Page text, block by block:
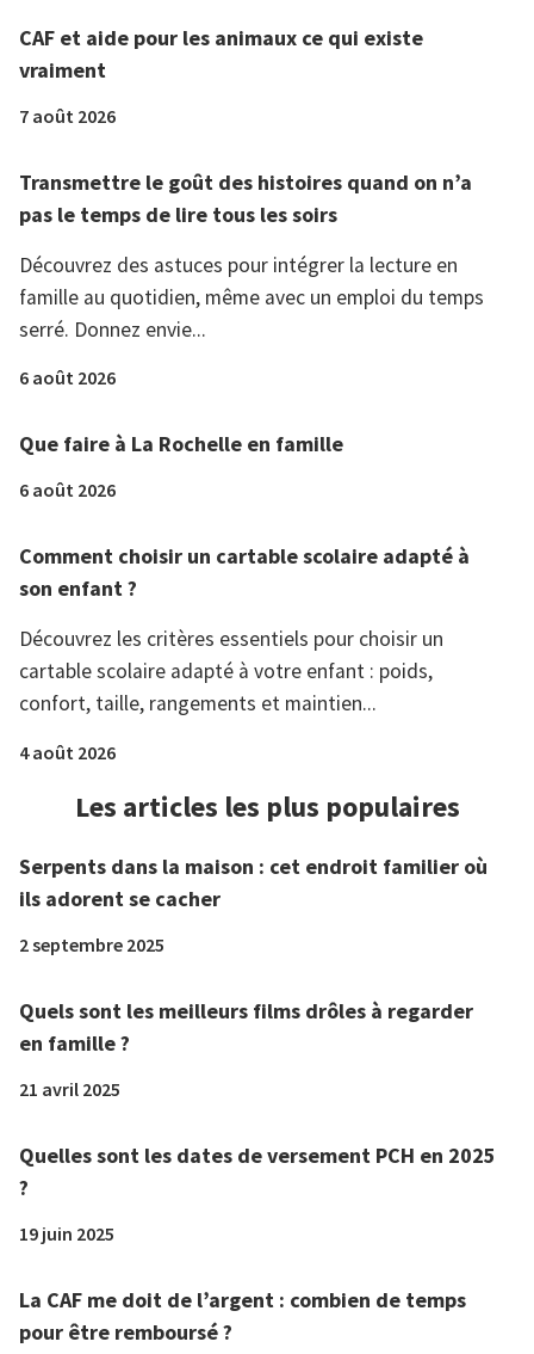
CAF et aide pour les animaux ce qui existe
vraiment
7 août 2026
Transmettre le goût des histoires quand on n’a
pas le temps de lire tous les soirs
Découvrez des astuces pour intégrer la lecture en
famille au quotidien, même avec un emploi du temps
serré. Donnez envie...
6 août 2026
Que faire à La Rochelle en famille
6 août 2026
Comment choisir un cartable scolaire adapté à
son enfant ?
Découvrez les critères essentiels pour choisir un
cartable scolaire adapté à votre enfant : poids,
confort, taille, rangements et maintien...
4 août 2026
Les articles les plus populaires
Serpents dans la maison : cet endroit familier où
ils adorent se cacher
2 septembre 2025
Quels sont les meilleurs films drôles à regarder
en famille ?
21 avril 2025
Quelles sont les dates de versement PCH en 2025
?
19 juin 2025
La CAF me doit de l’argent : combien de temps
pour être remboursé ?